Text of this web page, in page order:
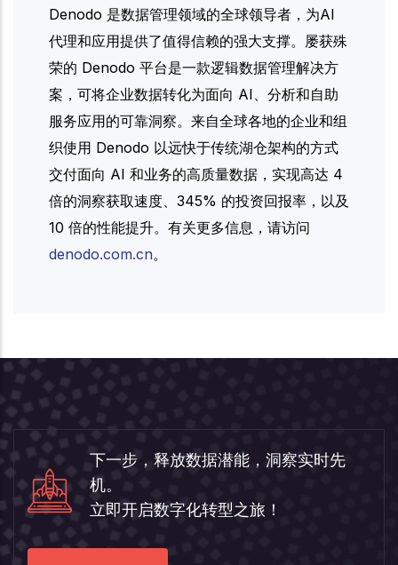
Denodo 是数据管理领域的全球领导者，为AI
代理和应用提供了值得信赖的强大支撑。屡获殊
荣的 Denodo 平台是一款逻辑数据管理解决方
案，可将企业数据转化为面向 AI、分析和自助
服务应用的可靠洞察。来自全球各地的企业和组
织使用 Denodo 以远快于传统湖仓架构的方式
交付面向 AI 和业务的高质量数据，实现高达 4
倍的洞察获取速度、345% 的投资回报率，以及
10 倍的性能提升。有关更多信息，请访问
denodo.com.cn。
下一步，释放数据潜能，洞察实时先
机。
立即开启数字化转型之旅！